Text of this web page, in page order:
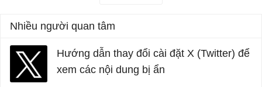
Nhiều người quan tâm
Hướng dẫn thay đổi cài đặt X (Twitter) để
xem các nội dung bị ẩn